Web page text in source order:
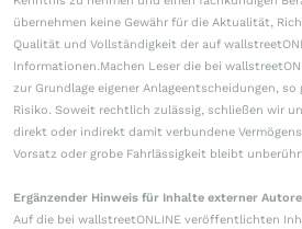
übernehmen keine Gewähr für die Aktualität,
Qualität und Vollständigkeit der auf
Informationen.Machen Leser die bei
zur Grundlage eigener Anlageentscheidungen,
Risiko. Soweit rechtlich zulässig, schließen wir
direkt oder indirekt damit verbundene
Vorsatz oder grobe Fahrlässigkeit bleibt
Ergänzender Hinweis für Inhalte externer
Auf die bei wallstreetONLINE veröffentlichten